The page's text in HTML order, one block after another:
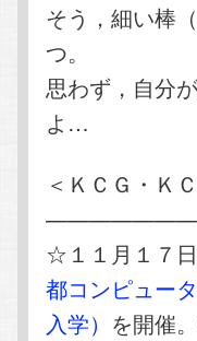
そう，細い棒
つ。
思わず，自分
よ…
＜ＫＣＧ・Ｋ
☆１１月１７
都コンピュー
入学） を開催